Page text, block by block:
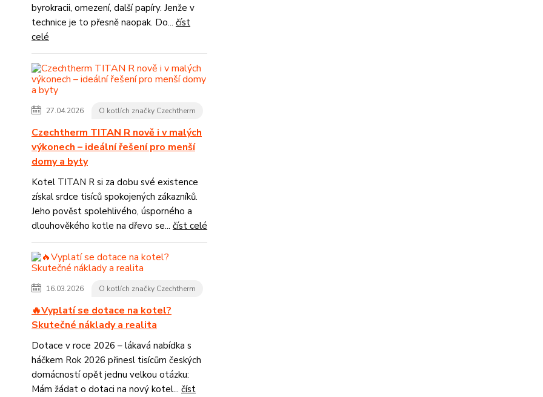
byrokracii, omezení, další papíry. Jenže v
technice je to přesně naopak. Do... číst
celé
27.04.2026 O kotlích značky Czechtherm
Czechtherm TITAN R nově i v malých
výkonech – ideální řešení pro menší
domy a byty
Kotel TITAN R si za dobu své existence
získal srdce tisíců spokojených zákazníků.
Jeho pověst spolehlivého, úsporného a
dlouhověkého kotle na dřevo se... číst celé
16.03.2026 O kotlích značky Czechtherm
🔥Vyplatí se dotace na kotel?
Skutečné náklady a realita
Dotace v roce 2026 – lákavá nabídka s
háčkem Rok 2026 přinesl tisícům českých
domácností opět jednu velkou otázku:
Mám žádat o dotaci na nový kotel... číst